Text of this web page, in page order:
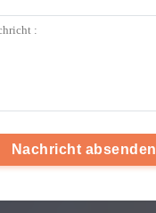
Nachricht absenden